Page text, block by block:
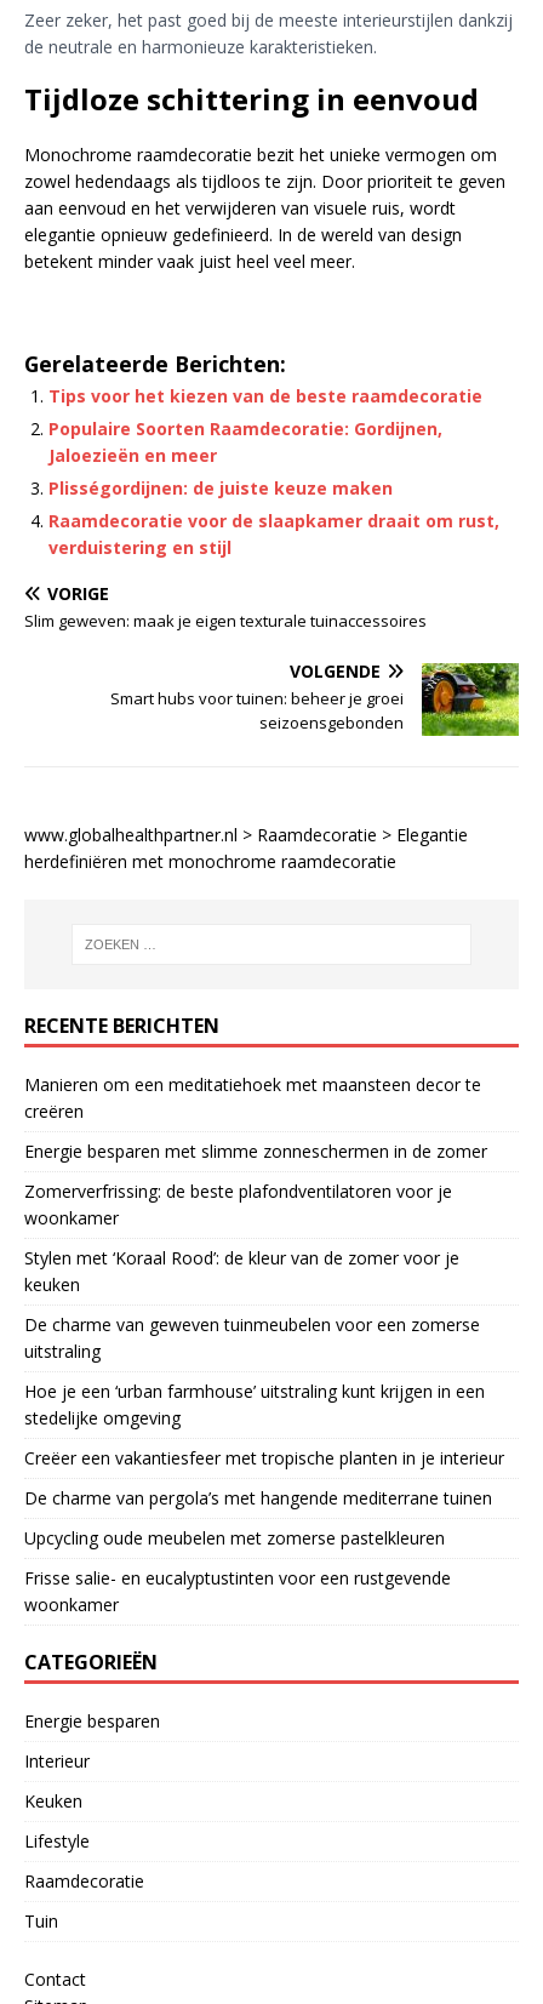
Zeer zeker, het past goed bij de meeste interieurstijlen dankzij
de neutrale en harmonieuze karakteristieken.
Tijdloze schittering in eenvoud
Monochrome raamdecoratie bezit het unieke vermogen om
zowel hedendaags als tijdloos te zijn. Door prioriteit te geven
aan eenvoud en het verwijderen van visuele ruis, wordt
elegantie opnieuw gedefinieerd. In de wereld van design
betekent minder vaak juist heel veel meer.
Gerelateerde Berichten:
Tips voor het kiezen van de beste raamdecoratie
Populaire Soorten Raamdecoratie: Gordijnen,
Jaloezieën en meer
Plisségordijnen: de juiste keuze maken
Raamdecoratie voor de slaapkamer draait om rust,
verduistering en stijl
VORIGE
Slim geweven: maak je eigen texturale tuinaccessoires
VOLGENDE
Smart hubs voor tuinen: beheer je groei
seizoensgebonden
www.globalhealthpartner.nl > Raamdecoratie > Elegantie
herdefiniëren met monochrome raamdecoratie
RECENTE BERICHTEN
Manieren om een meditatiehoek met maansteen decor te
creëren
Energie besparen met slimme zonneschermen in de zomer
Zomerverfrissing: de beste plafondventilatoren voor je
woonkamer
Stylen met ‘Koraal Rood’: de kleur van de zomer voor je
keuken
De charme van geweven tuinmeubelen voor een zomerse
uitstraling
Hoe je een ‘urban farmhouse’ uitstraling kunt krijgen in een
stedelijke omgeving
Creëer een vakantiesfeer met tropische planten in je interieur
De charme van pergola’s met hangende mediterrane tuinen
Upcycling oude meubelen met zomerse pastelkleuren
Frisse salie- en eucalyptustinten voor een rustgevende
woonkamer
CATEGORIEËN
Energie besparen
Interieur
Keuken
Lifestyle
Raamdecoratie
Tuin
Contact